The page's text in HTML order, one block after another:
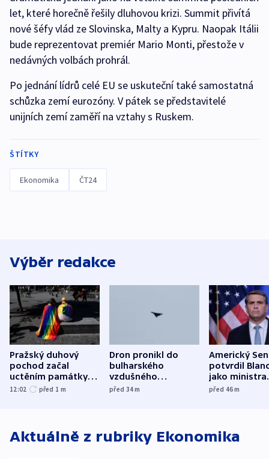
let, které horečně řešily dluhovou krizi. Summit přivítá
nové šéfy vlád ze Slovinska, Malty a Kypru. Naopak Itálii
bude reprezentovat premiér Mario Monti, přestože v
nedávných volbách prohrál.
Po jednání lídrů celé EU se uskuteční také samostatná
schůzka zemí eurozóny. V pátek se představitelé
unijních zemí zaměří na vztahy s Ruskem.
ŠTÍTKY
Ekonomika ČT24
Výběr redakce
Pražský duhový
pochod začal
uctěním památky
obětí berlínského
12:02 před 1 m
Dron pronikl do
bulharského
vzdušného
prostoru,
před 34m
Americký
potvrdil
jako ministra
před 46m
Aktuálně z rubriky Ekonomika